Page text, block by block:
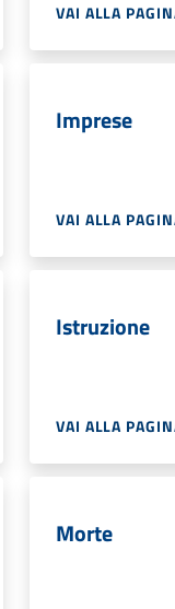
VAI ALLA
Imprese
VAI ALLA
Istruzione
VAI ALLA
Morte